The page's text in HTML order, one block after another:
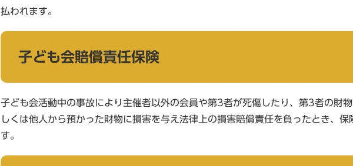
払われます。
子ども会賠償責任保険
子ども会活動中の事故により主催者以外の会員や第3者が死傷したり、第3者の財
しくは他人から預かった財物に損害を与え法律上の損害賠償責任を負ったとき、保
す。